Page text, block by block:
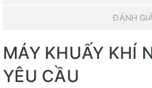
ĐÁNH
MÁY KHUẤY KHÍ
YÊU CẦU